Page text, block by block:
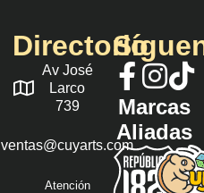
Directorio
Av José
Larco
739
ventas@cuyarts.com
Atención
Marcas
Aliadas